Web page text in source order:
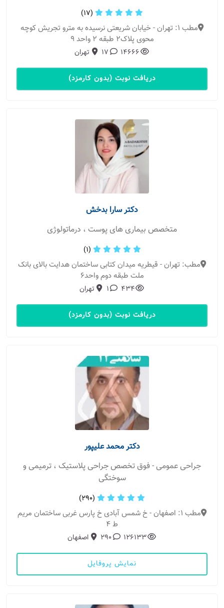
(17)
مطب 1: تهران - خیابان شریعتی نرسیده به مترو تجریش کوچه
محوی پلاک2 طبقه 2 واحد 9
14666
17 تهران
دریافت نوبت (بدون کارمزد)
دکتر سارا بدخش
متخصص بیماری های پوست ، درماتولوژی
(1)
مطب: تهران - قیطریه میدان کتابی ساختمان هدایت بالای بانک
ملت طبقه دوم واحد۶
434
1 تهران
دریافت نوبت (بدون کارمزد)
دکتر محمد علیپور
جراحی عمومی - فوق تخصص جراحی پلاستیک ، ترمیمی و
سوختگی
(290)
مطب 1: اصفهان - خ شمس آبادی خ پارس غربی ساختمان مریم
ط 4
126133
290 اصفهان
نمایش پروفایل